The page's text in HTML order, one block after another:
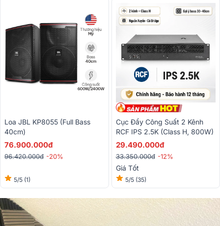
Loa JBL KP8055 (full Bass
40cm)
76.900.000đ
96.420.000đ -20%
5/5 (1)
Cục Đẩy Công Suất 2 Kênh
RCF IPS 2.5K (Class H, 800W)
29.490.000đ
33.350.000đ -12%
Giá Tốt
5/5 (35)